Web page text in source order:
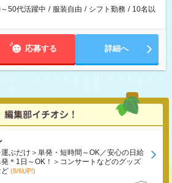
50代活躍中 / 服装自由 / シフト勤務 / 10名以
応募する 詳細へ
ぶだけ＞単発・短時間～OK／安心の日給
＊1日～OK！＞コンサートなどのグッズ
(8/6UP!)